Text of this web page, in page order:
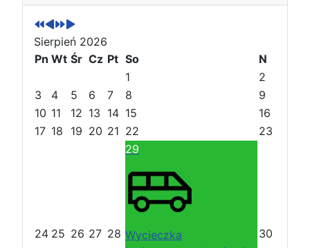
p
r
z
e
n
i
r
p
r
z
e
i
m
s
t
ę
p
y
r
o
s
t
ę
p
y
m
Sierpień 2026
Pn Wt Śr Cz Pt So
N
1
2
3
4 5 6 7 8
9
10 11 12 13 14 15
16
17 18 19 20 21 22 23
24 25 26 27 28
29
Wycieczka
30